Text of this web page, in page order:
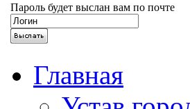
Пароль будет выслан вам по почте
Главная